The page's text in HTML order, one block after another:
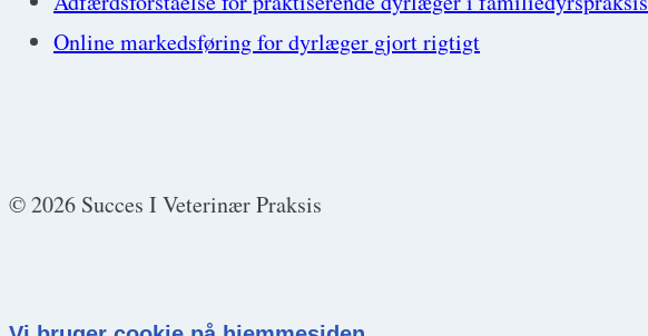
Online markedsføring for dyrlæger gjort rigtigt
© 2026 Succes I Veterinær Praksis